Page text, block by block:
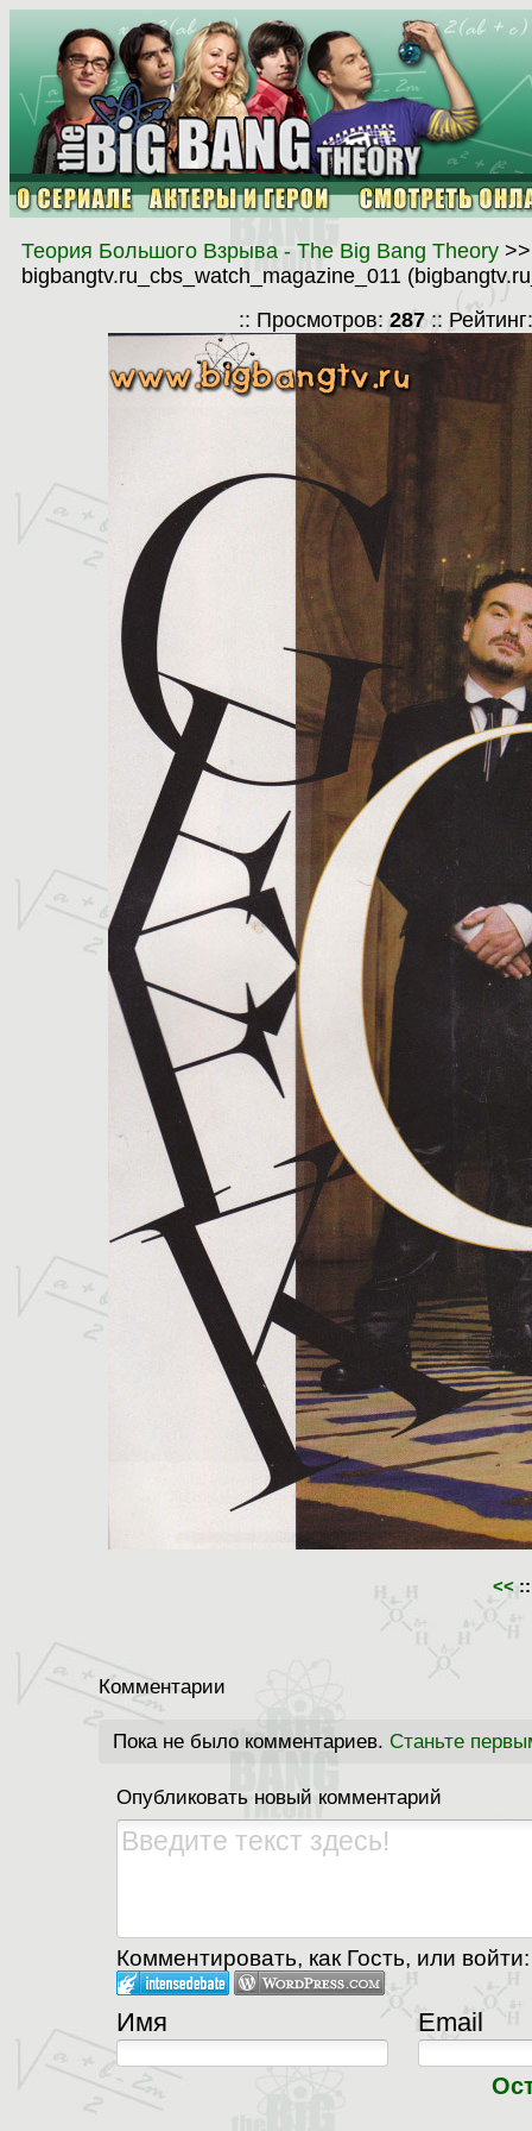
Теория Большого Взрыва - The Big Bang Theory
bigbangtv.ru_cbs_watch_magazine_011
:: Просмотров: 287::
<< ::
Комментарии
Пока не было комментариев. Станьте
Опубликовать новый комментарий
Комментировать, как Гость, или войти:
Имя Email